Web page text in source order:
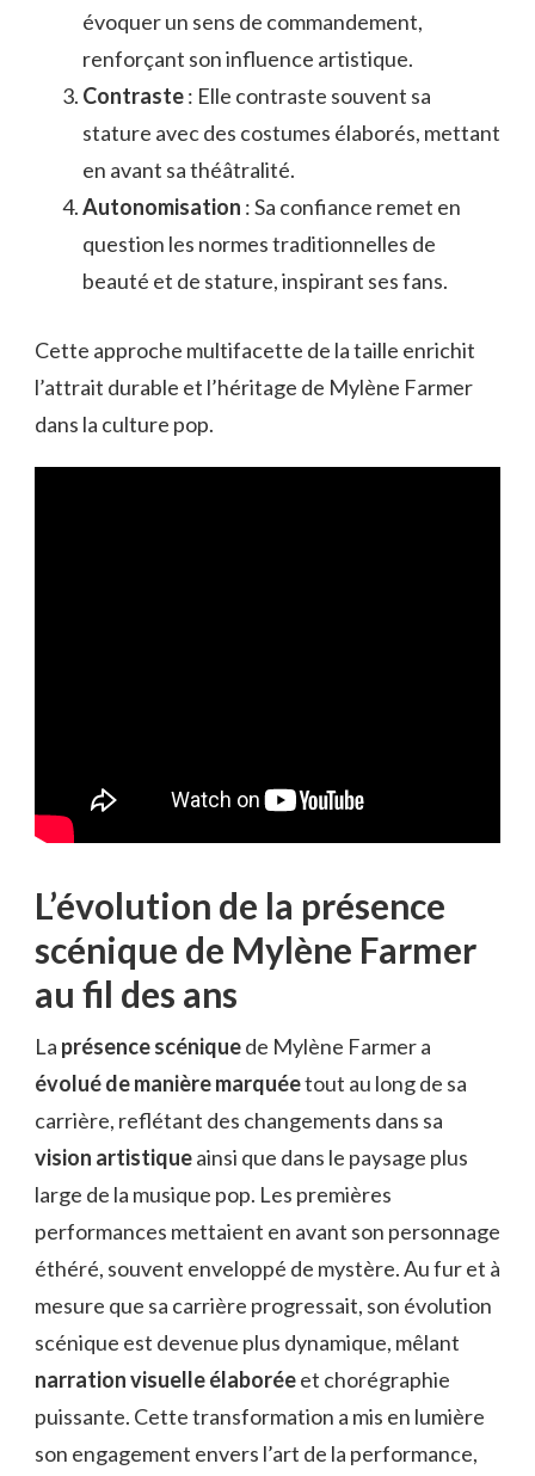
évoquer un sens de commandement,
renforçant son influence artistique.
Contraste: Elle contraste souvent sa
stature avec des costumes élaborés, mettant
en avant sa théâtralité.
Autonomisation : Sa confiance remet en
question les normes traditionnelles de
beauté et de stature, inspirant ses fans.
Cette approche multifacette de la taille enrichit
l’attrait durable et l’héritage de Mylène Farmer
dans la culture pop.
L’évolution de la présence
scénique de Mylène Farmer
au fil des ans
La présence scéniquede Mylène Farmer a
évolué de manière marquéetout au long de sa
carrière, reflétant des changements dans sa
vision artistiqueainsi que dans le paysage plus
large de la musique pop. Les premières
performances mettaient en avant son personnage
éthéré, souvent enveloppé de mystère. Au fur et à
mesure que sa carrière progressait, son évolution
scénique est devenue plus dynamique, mêlant
narration visuelle élaboréeet chorégraphie
puissante. Cette transformation a mis en lumière
son engagement envers l’art de la performance,